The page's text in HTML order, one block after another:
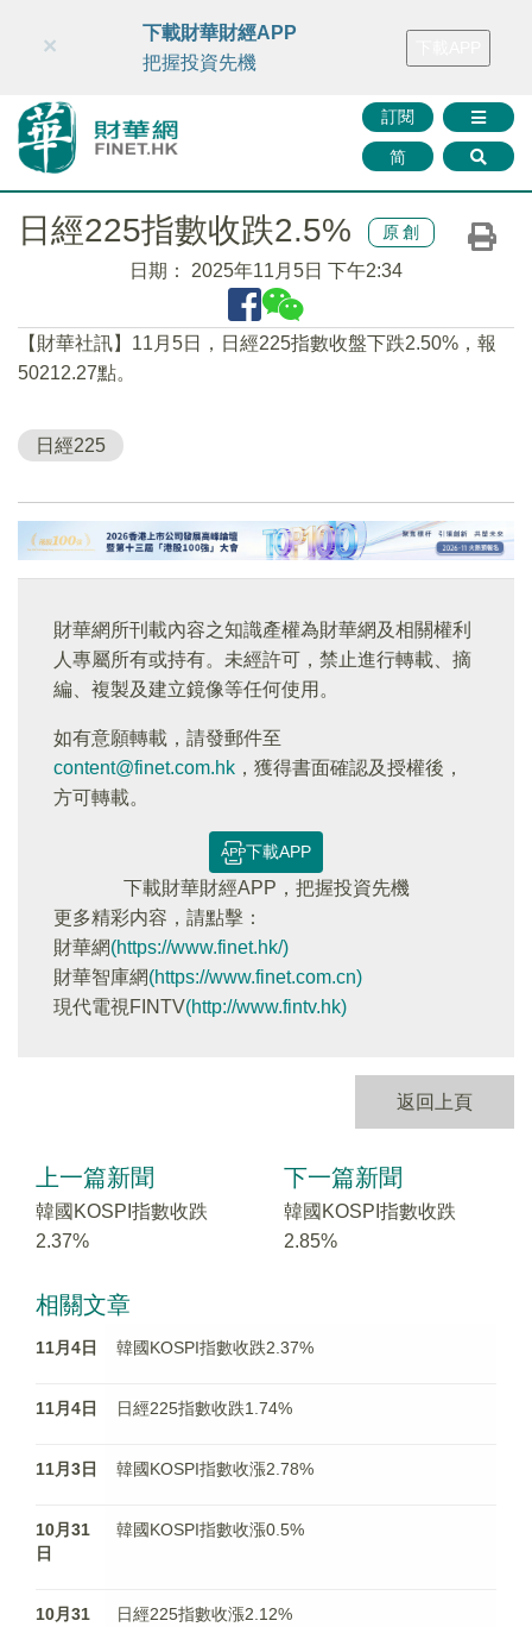
財華智庫網 FINTV FINMETA 財華證券 媒體矩陣
訂閱
简
×
下載財華財經APP
把握投資先機
日經225指數收跌2.5% 原創
日期： 2025年11月5日 下午2:34
【財華社訊】11月5日，日經225指數收盤下跌2.50%，報
50212.27點。
日經225
財華網所刊載內容之知識產權為財華網及相關權利
人專屬所有或持有。未經許可，禁止進行轉載、摘
編、複製及建立鏡像等任何使用。
如有意願轉載，請發郵件至
content@finet.com.hk ，獲得書面確認及授權後，
方可轉載。
下載APP
下載財華財經APP，把握投資先機
更多精彩内容，請點擊：
財華網(https://www.finet.hk/)
財華智庫網(https://www.finet.com.cn)
現代電視FINTV(http://www.fintv.hk)
返回上頁
上一篇新聞
韓國KOSPI指數收跌
2.37%
下一篇新聞
韓國KOSPI指數收跌
2.85%
相關文章
11月4日 韓國KOSPI指數收跌2.37%
11月4日 日經225指數收跌1.74%
11月3日 韓國KOSPI指數收漲2.78%
10月31
日
韓國KOSPI指數收漲0.5%
10月31
日經225指數收漲2.12%